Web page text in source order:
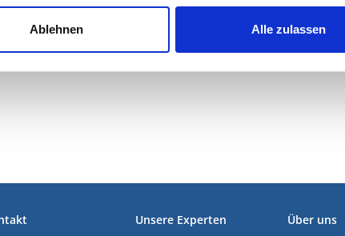
Ablehnen Alle zulassen
Unsere Experten Über uns